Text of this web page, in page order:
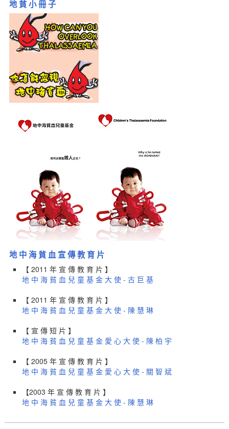
地 貧 小 冊 子
地 中 海 貧 血 宣 傳 教 育 片
【 2011 年 宣 傳 教 育 片 】
地 中 海 貧 血 兒 童 基 金 大 使 - 古 巨 基
【 2011 年 宣 傳 教 育 片 】
地 中 海 貧 血 兒 童 基 金 大 使 - 陳 慧 琳
【 宣 傳 短 片 】
地 中 海 貧 血 兒 童 基 金 愛 心 大 使 - 陳 柏 宇
【 2005 年 宣 傳 教 育 片 】
地 中 海 貧 血 兒 童 基 金 愛 心 大 使 - 關 智 斌
【2003 年 宣 傳 教 育 片 】
地 中 海 貧 血 兒 童 基 金 大 使 - 陳 慧 琳